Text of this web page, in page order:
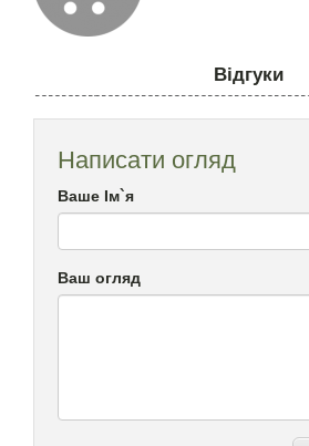
Відгуки
Написати огляд
Ваше Ім`я
Ваш огляд